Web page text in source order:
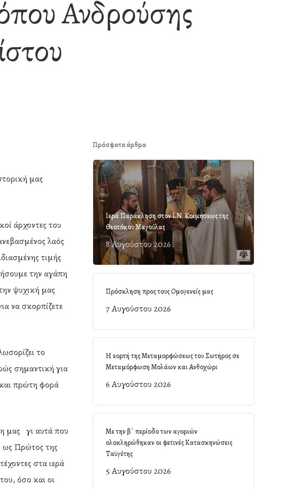
Ανδρούσης
μας
άρχοντες του
λαός
τιμής
την αγάπη
ψυχική μας
να σκορπίζετε
το
σημαντική για
πρώτη φορά
μας γι αυτά που
ως Πρώτος της
στα ιερά
όσο και οι
Πρόσφατα άρθρα
Ιερά Παράκληση στον Ι.Ν. Κοιμήσεως της
Θεοτόκου Μαγούλας
8 Αυγούστου 2026
Πρόσκληση προς τους Ομογενείς μας
7 Αυγούστου 2026
Η εορτή της Μεταμορφώσεως του Σωτήρος σε
Μεταμόρφωση Μολάων και Ανθοχώρι
6 Αυγούστου 2026
Με την β΄ περίοδο των αγοριών
ολοκληρώθηκαν οι φετινές Κατασκηνώσεις
Ταϋγέτης
5 Αυγούστου 2026